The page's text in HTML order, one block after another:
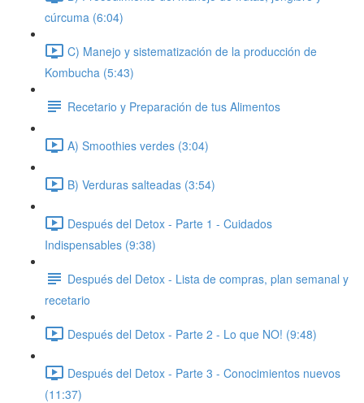
cúrcuma (6:04)
C) Manejo y sistematización de la producción de
Kombucha (5:43)
Recetario y Preparación de tus Alimentos
A) Smoothies verdes (3:04)
B) Verduras salteadas (3:54)
Después del Detox - Parte 1 - Cuidados
Indispensables (9:38)
Después del Detox - Lista de compras, plan semanal y
recetario
Después del Detox - Parte 2 - Lo que NO! (9:48)
Después del Detox - Parte 3 - Conocimientos nuevos
(11:37)